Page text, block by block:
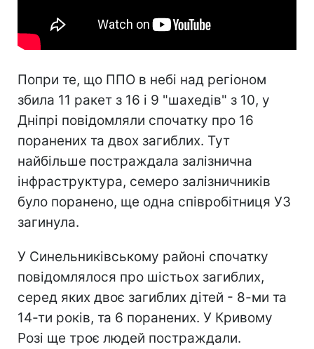
Попри те, що ППО в небі над регіоном
збила 11 ракет з 16 і 9 "шахедів" з 10, у
Дніпрі повідомляли спочатку про 16
поранених та двох загиблих. Тут
найбільше постраждала залізнична
інфраструктура, семеро залізничників
було поранено, ще одна співробітниця УЗ
загинула.
У Синельниківському районі спочатку
повідомлялося про шістьох загиблих,
серед яких двоє загиблих дітей - 8-ми та
14-ти років, та 6 поранених. У Кривому
Розі ще троє людей постраждали.